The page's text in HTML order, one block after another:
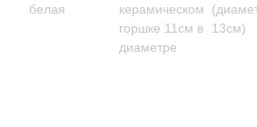
белая
керамическом
горшке 11см в
диаметре
13см)